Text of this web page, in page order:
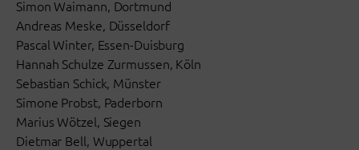
Simon Waimann, Dortmund
Andreas Meske, Düsseldorf
Pascal Winter, Essen-Duisburg
Hannah Schulze Zurmussen, Köln
Sebastian Schick, Münster
Simone Probst, Paderborn
Marius Wötzel, Siegen
Dietmar Bell, Wuppertal